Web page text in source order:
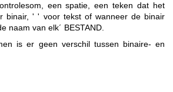
een spatie, een teken dat het
binair, ' ' voor tekst of wanneer de binair
naam van elk´ BESTAND.
is er geen verschil tussen binaire- en